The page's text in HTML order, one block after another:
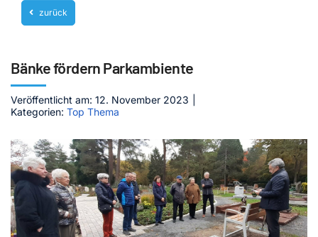
Blog
Service
Mediathek
Kontakt
zurück
Bänke fördern Parkambiente
Veröffentlicht am: 12. November 2023
Kategorien: Top Thema